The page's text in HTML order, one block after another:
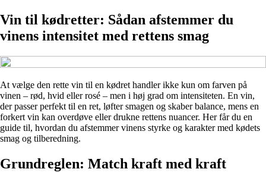
Vin til kødretter: Sådan afstemmer du
vinens intensitet med rettens smag
At vælge den rette vin til en kødret handler ikke kun om farven på
vinen – rød, hvid eller rosé – men i høj grad om intensiteten. En vin,
der passer perfekt til en ret, løfter smagen og skaber balance, mens en
forkert vin kan overdøve eller drukne rettens nuancer. Her får du en
guide til, hvordan du afstemmer vinens styrke og karakter med kødets
smag og tilberedning.
Grundreglen: Match kraft med kraft